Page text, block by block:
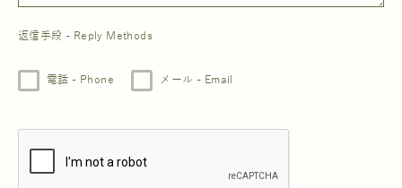
返信手段 - Reply Methods
電話 - Phone メール - Email